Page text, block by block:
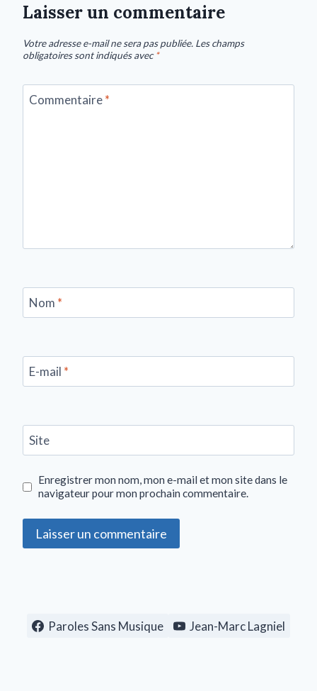
Laisser un commentaire
Votre adresse e-mail ne sera pas publiée. Les champs
obligatoires sont indiqués avec*
Commentaire*
Nom *
E-mail *
Site
Enregistrer mon nom, mon e-mail et mon site dans le
navigateur pour mon prochain commentaire.
Paroles Sans Musique Jean-Marc Lagniel